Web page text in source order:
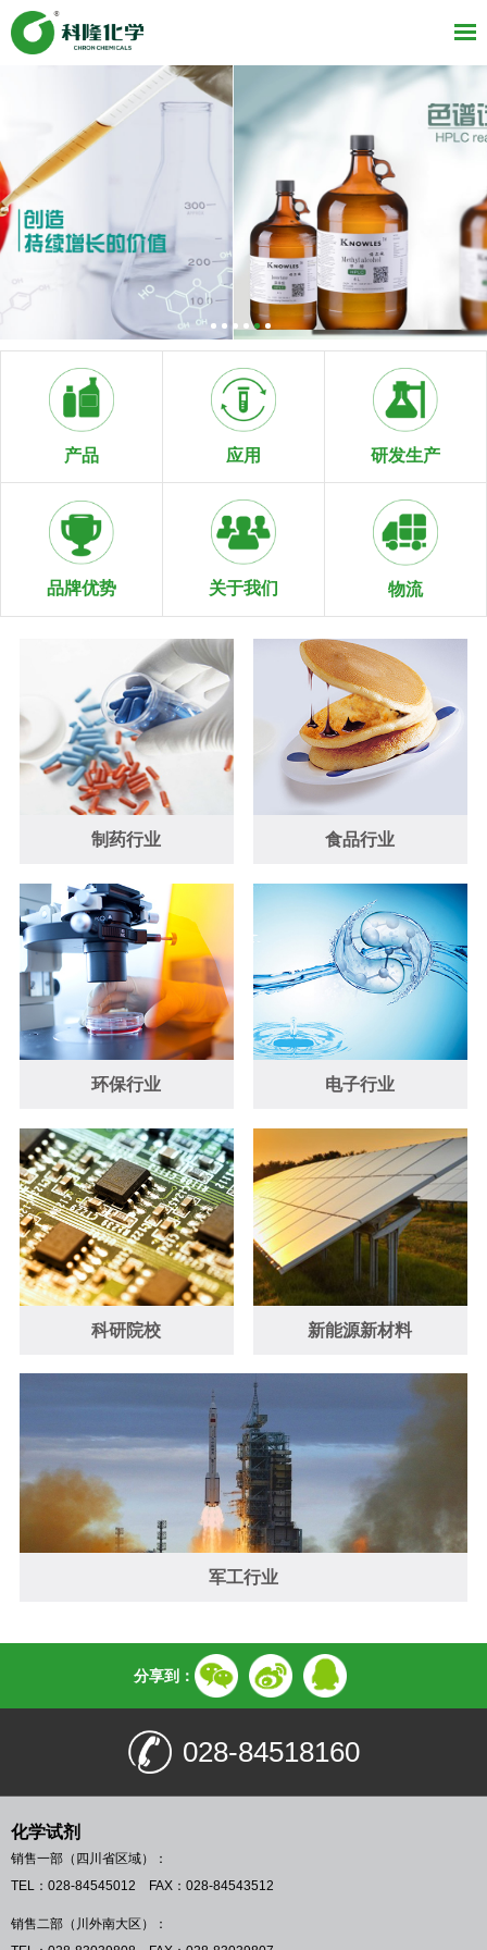
产品 应用 研发生产
品牌优势 关于我们 物流
制药行业 食品行业
环保行业 电子行业
科研院校 新能源新材料
军工行业
分享到：
028-84518160
化学试剂
销售一部（四川省区域）：
TEL：028-84545012 FAX：028-84543512
销售二部（川外南大区）：